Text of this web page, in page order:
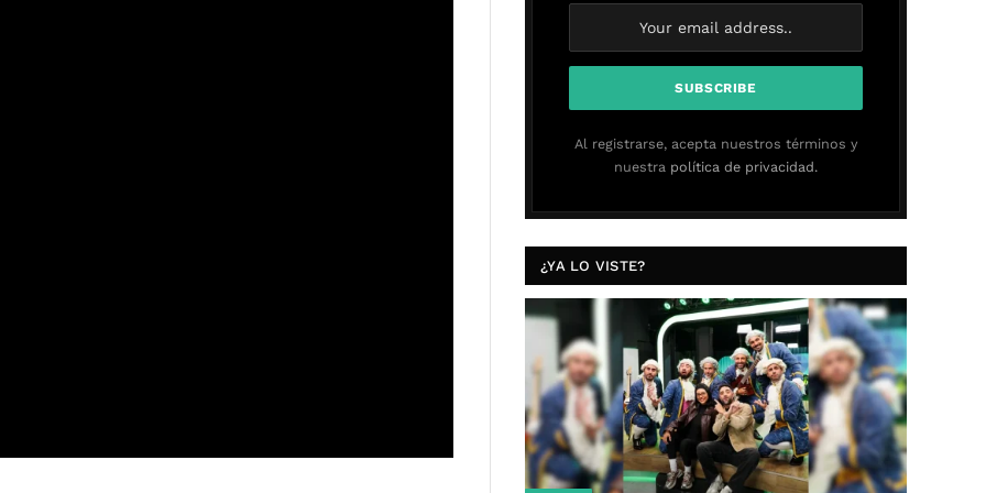
Al registrarse, acepta nuestros términos y
nuestra política de privacidad.
¿YA LO VISTE?